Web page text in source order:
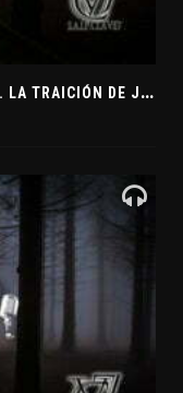
L
OS SÍMBOLOS. ELIMINAR EL TIEMPO. LA TRAICIÓN DE JUDAS